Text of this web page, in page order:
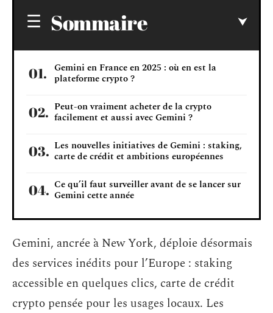
Sommaire
Gemini en France en 2025 : où en est la
plateforme crypto ?
Peut-on vraiment acheter de la crypto
facilement et aussi avec Gemini ?
Les nouvelles initiatives de Gemini : staking,
carte de crédit et ambitions européennes
Ce qu’il faut surveiller avant de se lancer sur
Gemini cette année
Gemini, ancrée à New York, déploie désormais
des services inédits pour l’Europe : staking
accessible en quelques clics, carte de crédit
crypto pensée pour les usages locaux. Les